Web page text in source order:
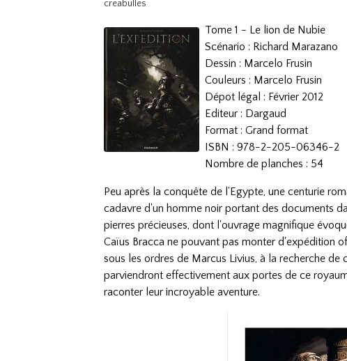
Tome 1 - Le lion de Nubie
Scénario : Richard Marazano
Dessin : Marcelo Frusin
Couleurs : Marcelo Frusin
Dépot légal : Février 2012
Editeur : Dargaud
Format : Grand format
ISBN : 978-2-205-06346-2
Nombre de planches : 54
Peu après la conquête de l'Egypte, une centurie
cadavre d'un homme noir portant des documents
pierres précieuses, dont l'ouvrage magnifique
Caïus Bracca ne pouvant pas monter d'expédition
sous les ordres de Marcus Livius, à la recherche
parviendront effectivement aux portes de ce
raconter leur incroyable aventure.